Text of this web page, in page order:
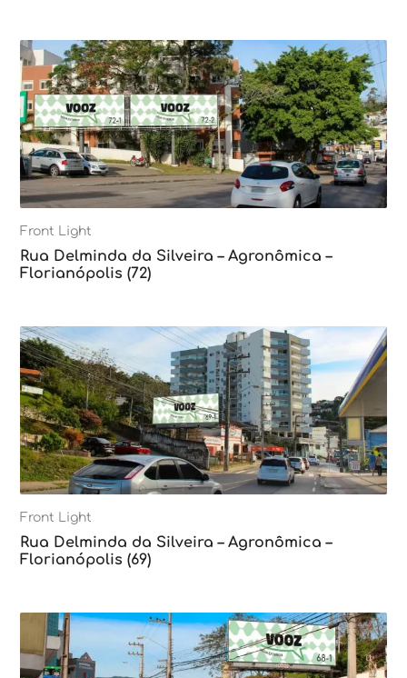
Front Light
Rua Delminda da Silveira – Agronômica –
Florianópolis (72)
Front Light
Rua Delminda da Silveira – Agronômica –
Florianópolis (69)